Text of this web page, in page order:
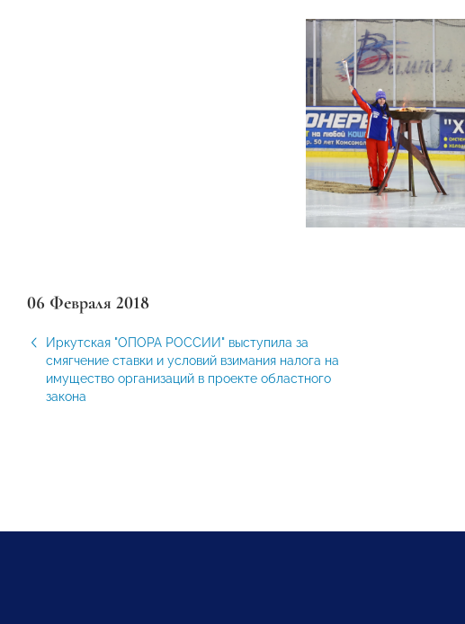
06 Февраля 2018
Иркутская "ОПОРА РОССИИ" выступила за
смягчение ставки и условий взимания налога на
имущество организаций в проекте областного
закона